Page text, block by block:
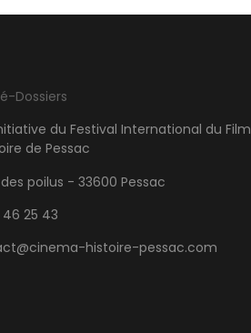
du Festival International du Film
de Pessac
poilus - 33600 Pessac
25 43
histoire-pessac.com